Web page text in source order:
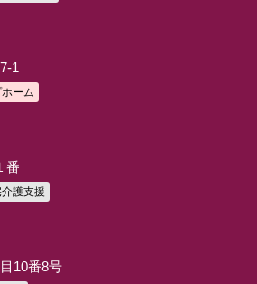
1
ーム
番
介護支援
10番8号